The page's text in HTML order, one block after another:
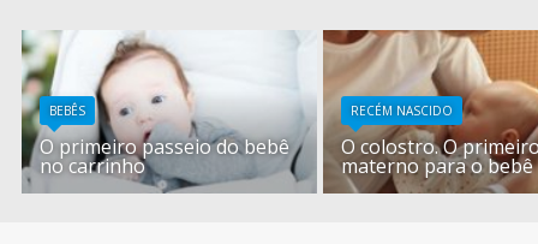
BEBÊS
O primeiro passeio do bebê
no carrinho
RECÉM NASCIDO
O colostro. O
materno para o bebê